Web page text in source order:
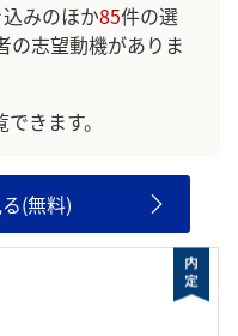
みのほか85件の選
の志望動機がありま
きます。
(無料)